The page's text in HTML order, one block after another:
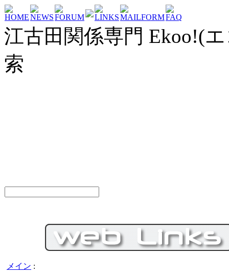
HOMENEWSFORUM LINKSMAILFORMFAQ
江古田関係専門 Ekoo!(
索
メイン :